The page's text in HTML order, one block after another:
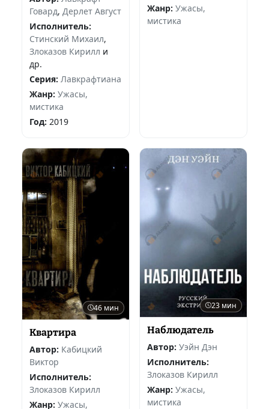
Говард, Дерлет Август
Исполнитель:
Стинский Михаил,
Злоказов Кирилл и
др.
Серия: Лавкрафтиана
Жанр: Ужасы,
мистика
Год: 2019
Жанр: Ужасы,
мистика
46 мин
Квартира
Автор: Кабицкий
Виктор
Исполнитель:
Злоказов Кирилл
Жанр: Ужасы,
23 мин
Наблюдатель
Автор: Уэйн Дэн
Исполнитель:
Злоказов Кирилл
Жанр: Ужасы,
мистика